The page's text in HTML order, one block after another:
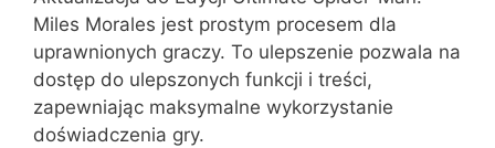
Miles Morales jest prostym procesem dla
uprawnionych graczy. To ulepszenie pozwala na
dostęp do ulepszonych funkcji i treści,
zapewniając maksymalne wykorzystanie
doświadczenia gry.